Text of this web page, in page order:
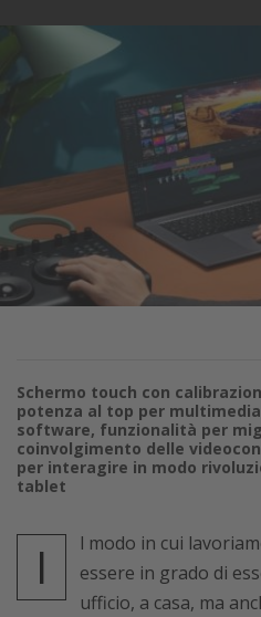
Schermo touch con
potenza al top per
software, funzionalità per
coinvolgimento delle
per interagire in modo
tablet
I
l modo in cui
essere in grado di
ufficio, a casa, ma